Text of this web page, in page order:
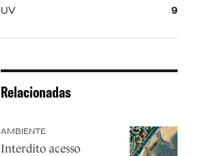
UV
9
Relacionadas
AMBIENTE
Interdito acesso